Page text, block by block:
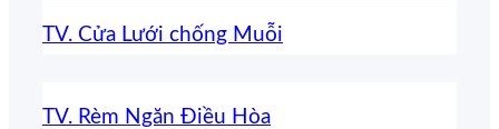
TV. Cửa Lưới chống Muỗi
TV. Rèm Ngăn Điều Hòa